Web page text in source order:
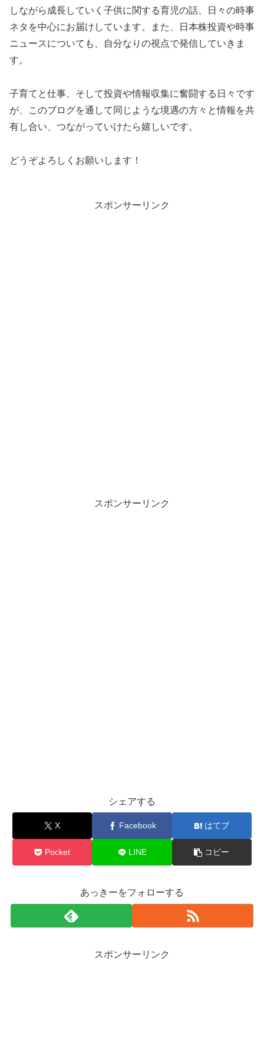
しながら成長していく子供に関する育児の話、日々の時事
ネタを中心にお届けしています。また、日本株投資や時事
ニュースについても、自分なりの視点で発信していきま
す。
子育てと仕事、そして投資や情報収集に奮闘する日々です
が、このブログを通して同じような境遇の方々と情報を共
有し合い、つながっていけたら嬉しいです。
どうぞよろしくお願いします！
スポンサーリンク
スポンサーリンク
シェアする
X Facebook はてブ
Pocket LINE コピー
あっきーをフォローする
スポンサーリンク